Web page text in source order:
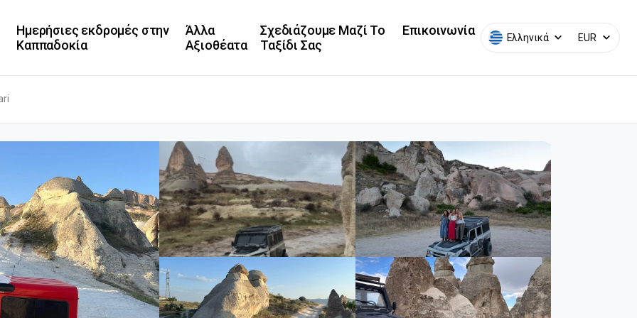
Ημερήσιες εκδρομές στην
Καππαδοκία
Άλλα
Αξιοθέατα
Σχεδιάζουμε Μαζί Το
Ταξίδι Σας
Επικοινωνία Ελληνικά EUR